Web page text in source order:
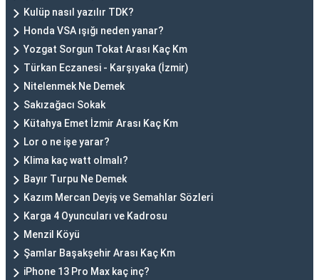
Kulüp nasıl yazılır TDK?
Honda VSA ışığı neden yanar?
Yozgat Sorgun Tokat Arası Kaç Km
Türkan Eczanesi - Karşıyaka (İzmir)
Nitelenmek Ne Demek
Sakızağacı Sokak
Kütahya Emet İzmir Arası Kaç Km
Lor o ne işe yarar?
Klima kaç watt olmalı?
Bayır Turpu Ne Demek
Kazım Mercan Deyiş ve Semahlar Sözleri
Karga 4 Oyuncuları ve Kadrosu
Menzil Köyü
Şamlar Başakşehir Arası Kaç Km
iPhone 13 Pro Max kaç inç?